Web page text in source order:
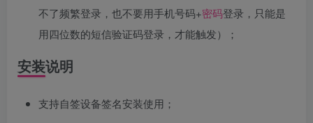
不了频繁登录，也不要用手机号码+密码登录，只能是
用四位数的短信验证码登录，才能触发）；
安装说明
支持自签设备签名安装使用；